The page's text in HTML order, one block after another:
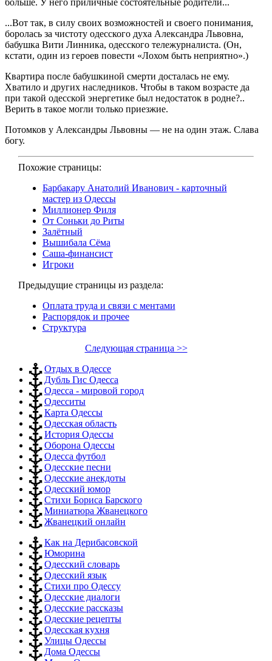
больше. У него приличные состоятельные родители...
...Вот так, в силу своих возможностей и своего понимания,
боролась за чистоту одесского духа Александра Львовна,
бабушка Вити Линника, одесского тележурналиста. (Он,
кстати, один из героев повести «Лохом быть неприятно».)
Квартира после бабушкиной смерти досталась не ему.
Хватило и других наследников. Чтобы в таком возрасте да
при такой одесской энергетике был недостаток в родне?..
Верить в такое могли только приезжие.
Потомков у Александры Львовны — не на один этаж. Слава
богу.
Похожие страницы:
Барбакару Анатолий Иванович - карточный
мастер из Одессы
Миллионер Филя
От Соньки до Риты
Залётный
Вышибала Сёма
Саша-финансист
Игроки
Предыдущие страницы из раздела:
Оплата труда и связи с ментами
Распорядок и прочее
Структура
Следующая страница >>
Отдых в Одессе
Дубль Гис Одесса
Одесса - мировой город
Одесситы
Карта Одессы
Одесская область
История Одессы
Оборона Одессы
Одесса футбол
Одесские песни
Одесские анекдоты
Одесский юмор
Стихи Бориса Барского
Миниатюра Жванецкого
Жванецкий онлайн
Как на Дерибасовской
Юморина
Одесский словарь
Одесский язык
Стихи про Одессу
Одесские диалоги
Одесские рассказы
Одесские рецепты
Одесская кухня
Улицы Одессы
Дома Одессы